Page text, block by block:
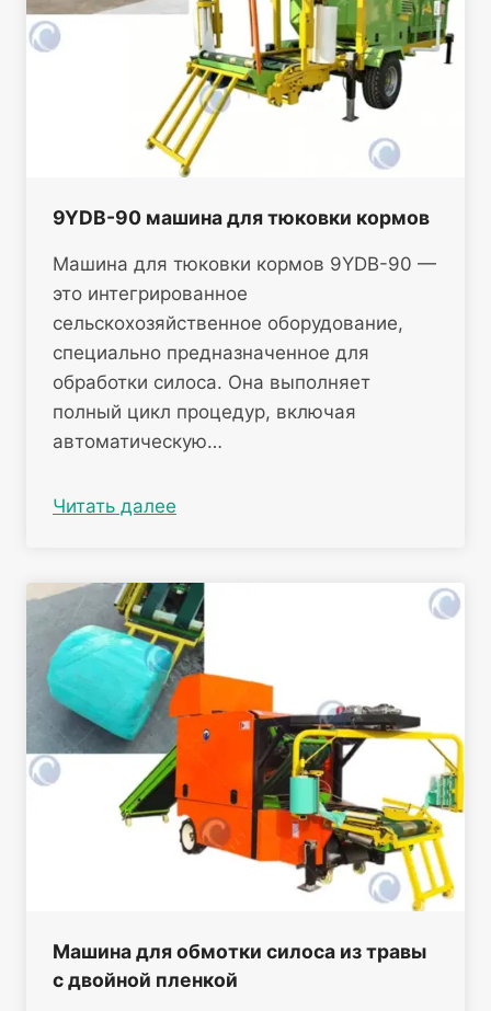
9YDB-90 машина для тюковки кормов
Машина для тюковки кормов 9YDB-90 —
это интегрированное
сельскохозяйственное оборудование,
специально предназначенное для
обработки силоса. Она выполняет
полный цикл процедур, включая
автоматическую…
Читать далее
Машина для обмотки силоса из травы
с двойной пленкой